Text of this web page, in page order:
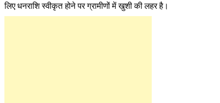
लिए धनराशि स्वीकृत होने पर ग्रामीणों में खुशी की लहर है।